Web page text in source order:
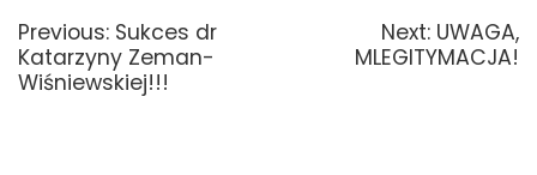
Previous: Previous
post:
Sukces dr
Katarzyny Zeman-
Wiśniewskiej!!!
Next: Next
post:
UWAGA,
MLEGITYMACJA!